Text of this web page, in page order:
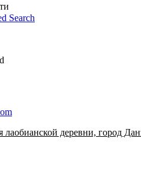
Search
лаобианской деревни, город